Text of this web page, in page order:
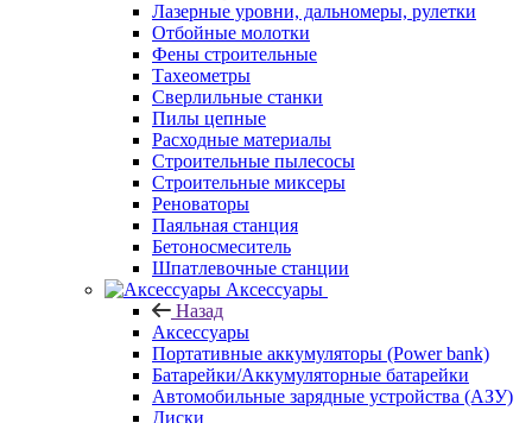
Лазерные уровни, дальномеры, рулетки
Отбойные молотки
Фены строительные
Тахеометры
Сверлильные станки
Пилы цепные
Расходные материалы
Строительные пылесосы
Строительные миксеры
Реноваторы
Паяльная станция
Бетоносмеситель
Шпатлевочные станции
Аксессуары
Назад
Аксессуары
Портативные аккумуляторы (Power bank)
Батарейки/Аккумуляторные батарейки
Автомобильные зарядные устройства (АЗУ)
Диски